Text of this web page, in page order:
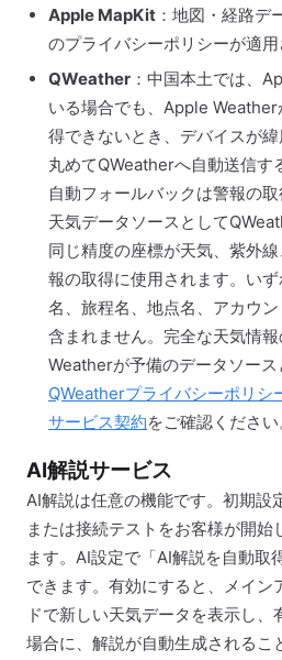
Apple MapKit ：地図・経路デ
のプライバシーポリシーが適用
QWeather ：中国本土では、
いる場合でも、Apple
得できないとき、デバイスが
丸めてQWeatherへ自動送信す
自動フォールバックは警報の取
天気データソースとして
同じ精度の座標が天気、紫外
報の取得に使用されます。い
名、旅程名、地点名、アカウ
含まれません。完全な天気情
Weatherが予備のデータソース
QWeatherプライバシーポリシ
サービス契約をご確認ください
AI解説サービス
AI解説は任意の機能です。初期設
または接続テストをお客様が開
ます。AI設定で「AI解説を自動取
できます。有効にすると、メイン
ドで新しい天気データを表示し
場合に、解説が自動生成されるこ